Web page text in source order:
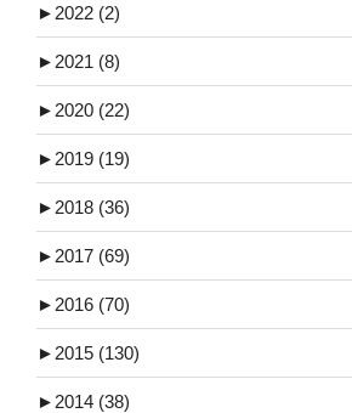
► 2022 (2)
► 2021 (8)
► 2020 (22)
► 2019 (19)
► 2018 (36)
► 2017 (69)
► 2016 (70)
► 2015 (130)
► 2014 (38)